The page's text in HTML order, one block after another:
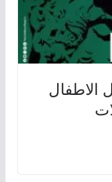
الاطفال